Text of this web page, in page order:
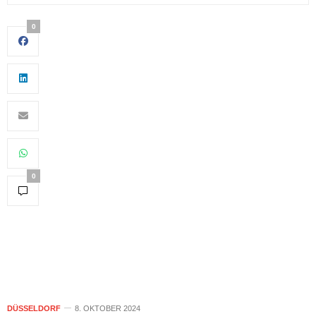
0
0
DÜSSELDORF 8. OKTOBER 2024